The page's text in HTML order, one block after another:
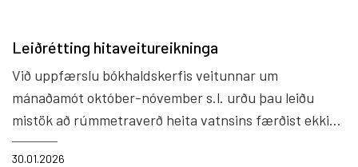
Leiðrétting hitaveitureikninga
30.01.2026
Við uppfærslu bókhaldskerfis veitunnar um
mánaðamót október-nóvember s.l. urðu þau leiðu
mistök að rúmmetraverð heita vatnsins færðist ekki
rétt.